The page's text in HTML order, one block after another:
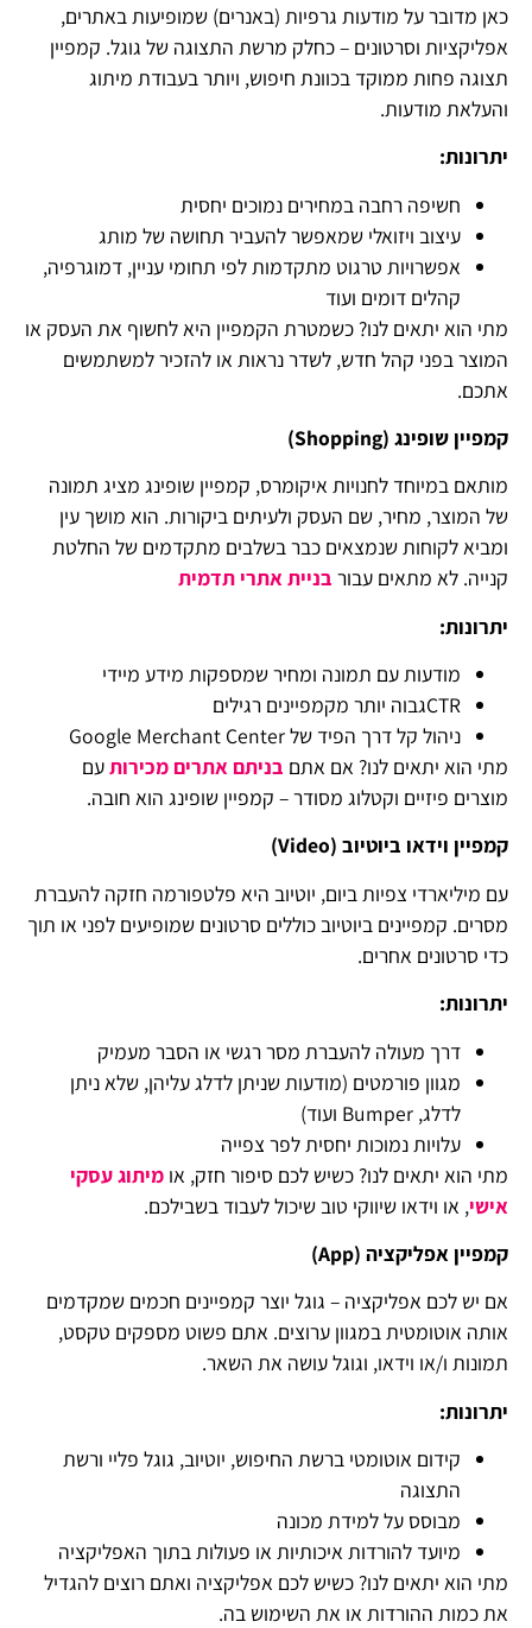
כאן מדובר על מודעות גרפיות (באנרים) שמופיעות באתרים,
אפליקציות וסרטונים – כחלק מרשת התצוגה של גוגל. קמפיין
תצוגה פחות ממוקד בכוונת חיפוש, ויותר בעבודת מיתוג
והעלאת מודעות.
יתרונות:
חשיפה רחבה במחירים נמוכים יחסית
עיצוב ויזואלי שמאפשר להעביר תחושה של מותג
אפשרויות טרגוט מתקדמות לפי תחומי עניין, דמוגרפיה,
קהלים דומים ועוד
מתי הוא יתאים לנו? כשמטרת הקמפיין היא לחשוף את העסק או
המוצר בפני קהל חדש, לשדר נראות או להזכיר למשתמשים
אתכם.
קמפיין שופינג (Shopping
)
מותאם במיוחד לחנויות איקומרס, קמפיין שופינג מציג תמונה
של המוצר, מחיר, שם העסק ולעיתים ביקורות. הוא מושך עין
ומביא לקוחות שנמצאים כבר בשלבים מתקדמים של החלטת
קנייה. לא מתאים עבור בניית אתרי תדמית
יתרונות:
מודעות עם תמונה ומחיר שמספקות מידע מיידי
CTRגבוה יותר מקמפיינים רגילים
ניהול קל דרך הפיד של Google Merchant Center
מתי הוא יתאים לנו? אם אתם בניתם אתרים מכירותעם
מוצרים פיזיים וקטלוג מסודר – קמפיין שופינג הוא חובה.
קמפיין וידאו ביוטיוב (Video
)
עם מיליארדי צפיות ביום, יוטיוב היא פלטפורמה חזקה להעברת
מסרים. קמפיינים ביוטיוב כוללים סרטונים שמופיעים לפני או תוך
כדי סרטונים אחרים.
יתרונות:
דרך מעולה להעברת מסר רגשי או הסבר מעמיק
מגוון פורמטים (מודעות שניתן לדלג עליהן, שלא ניתן
לדלג, Bumper ועוד)
עלויות נמוכות יחסית לפר צפייה
מתי הוא יתאים לנו? כשיש לכם סיפור חזק, או מיתוג עסקי
אישי, או וידאו שיווקי טוב שיכול לעבוד בשבילכם.
קמפיין אפליקציה (App
)
אם יש לכם אפליקציה – גוגל יוצר קמפיינים חכמים שמקדמים
אותה אוטומטית במגוון ערוצים. אתם פשוט מספקים טקסט,
תמונות ו/או וידאו, וגוגל עושה את השאר.
יתרונות:
קידום אוטומטי ברשת החיפוש, יוטיוב, גוגל פליי ורשת
התצוגה
מבוסס על למידת מכונה
מיועד להורדות איכותיות או פעולות בתוך האפליקציה
מתי הוא יתאים לנו? כשיש לכם אפליקציה ואתם רוצים להגדיל
את כמות ההורדות או את השימוש בה.